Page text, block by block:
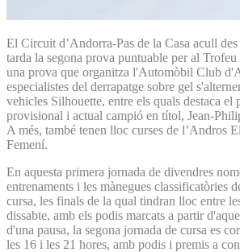
El Circuit d’Andorra-Pas de la Casa acull
tarda la segona prova puntuable per al
una prova que organitza l'Automòbil Club
especialistes del derrapatge sobre gel
vehicles Silhouette, entre els quals destaca el
provisional i actual campió en títol, Jean-
A més, també tenen lloc curses de l’Andros
Femení.
En aquesta primera jornada de divendres
entrenaments i les mànegues classificatòries
cursa, les finals de la qual tindran lloc entre
dissabte, amb els podis marcats a partir
d'una pausa, la segona jornada de cursa es
les 16 i les 21 hores, amb podis i premis a